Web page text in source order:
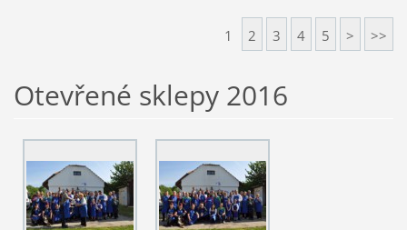
1 2 3 4 5 > >>
Otevřené sklepy 2016